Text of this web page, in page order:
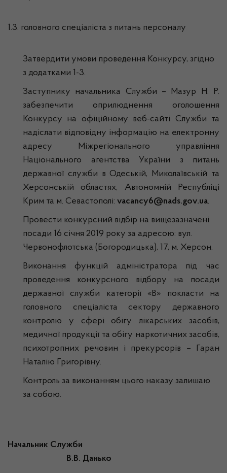
1.3. головного спеціаліста з питань персоналу
Затвердити умови проведення Конкурсу, згідно
з додатками 1-3.
Заступнику начальника Служби – Мазур Н. Р.
забезпечити оприлюднення оголошення
Конкурсу на офіційному веб-сайті Служби та
надіслати відповідну інформацію на електронну
адресу Міжрегіонального управління
Національного агентства України з питань
державної служби в Одеській, Миколаївській та
Херсонській областях, Автономній Республіці
Крим та м. Севастополі: vacancy6@nads.gov.ua.
Провести конкурсний відбір на вищезазначені
посади 16 січня 2019 року за адресою: вул.
Червонофлотська (Богородицька), 17, м. Херсон.
Виконання функцій адміністратора під час
проведення конкурсного відбору на посади
державної служби категорії «В» покласти на
головного спеціаліста сектору державного
контролю у сфері обігу лікарських засобів,
медичної продукції та обігу наркотичних засобів,
психотропних речовин і прекурсорів – Гаран
Наталію Григорівну.
Контроль за виконанням цього наказу залишаю
за собою.
Начальник Служби
В.В. Данько